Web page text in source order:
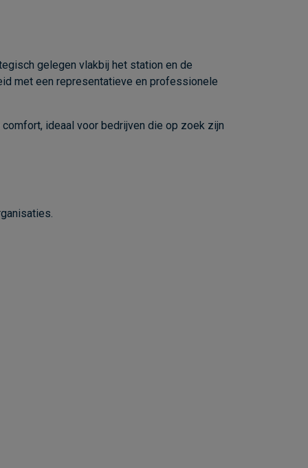
gelegen vlakbij het station en de
met een representatieve en professionele
ideaal voor bedrijven die op zoek zijn